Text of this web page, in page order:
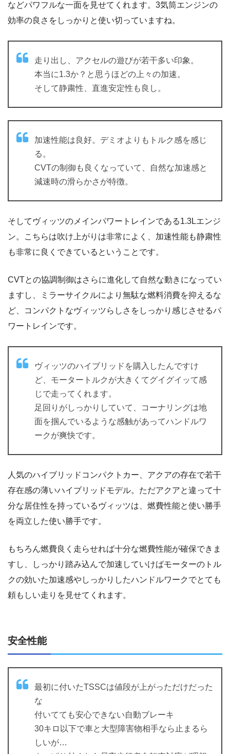
などパワフルな一面を見せてくれます。3気筒エンジンの
効率の良さをしっかりと使い切っていますね。
走り出し、アクセルの遊びが若干多い印象。
本当に1.3か？と思うほどの上々の加速。
そして静粛性、直進安定性も良し。
加速性能は良好。デミオよりもトルク感を感じ
る。
CVTの制御も良くなっていて、自然な加速感と
減速時の滑らかさが特徴。
そしてヴィッツのメインパワートレインである1.3Lエンジ
ン。こちらは吹け上がりは非常によく、加速性能も静粛性
も非常に良くできているということです。
CVTとの協調制御はさらに進化して自然な動きになってい
ますし、ミラーサイクルにより無駄な燃料消費を抑えるな
ど、コンパクトなヴィッツらしさをしっかり感じさせるパ
ワートレインです。
ヴィッツのハイブリッドを購入したんですけ
ど、モータートルクが大きくてグイグイッて感
じで走ってくれます。
足回りがしっかりしていて、コーナリングは地
面を掴んでいるような感触があってハンドルワ
ークが爽快です。
人気のハイブリッドコンパクトカー、アクアの存在で若干
存在感の薄いハイブリッドモデル。ただアクアと違って十
分な居住性を持っているヴィッツは、燃費性能と使い勝手
を両立した使い勝手です。
もちろん燃費良く走らせれば十分な燃費性能が確保できま
すし、しっかり踏み込んで加速していけばモーターのトル
クの効いた加速感やしっかりしたハンドルワークでとても
頼もしい走りを見せてくれます。
安全性能
最初に付いたTSSCは値段が上がっただけだった
な
付いてても安心できない自動ブレーキ
30キロ以下で車と大型障害物相手なら止まるら
しいが…